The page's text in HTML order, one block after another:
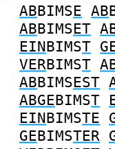
ABBIMSE AB
ABBIMSET
EINBIMST
VERBIMST
ABBIMSEST
ABGEBIMST
EINBIMSTE
GEBIMSTER